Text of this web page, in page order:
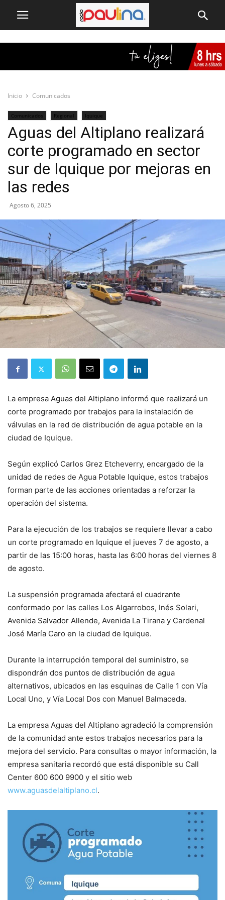
Inicio Comunicados
Comunicados Regional Iquique
Aguas del Altiplano realizará
corte programado en sector
sur de Iquique por mejoras en
las redes
Agosto 6, 2025
La empresa Aguas del Altiplano informó que realizará un
corte programado por trabajos para la instalación de
válvulas en la red de distribución de agua potable en la
ciudad de Iquique.
Según explicó Carlos Grez Etcheverry, encargado de la
unidad de redes de Agua Potable Iquique, estos trabajos
forman parte de las acciones orientadas a reforzar la
operación del sistema.
Para la ejecución de los trabajos se requiere llevar a cabo
un corte programado en Iquique el jueves 7 de agosto, a
partir de las 15:00 horas, hasta las 6:00 horas del viernes 8
de agosto.
La suspensión programada afectará el cuadrante
conformado por las calles Los Algarrobos, Inés Solari,
Avenida Salvador Allende, Avenida La Tirana y Cardenal
José María Caro en la ciudad de Iquique.
Durante la interrupción temporal del suministro, se
dispondrán dos puntos de distribución de agua
alternativos, ubicados en las esquinas de Calle 1 con Vía
Local Uno, y Vía Local Dos con Manuel Balmaceda.
La empresa Aguas del Altiplano agradeció la comprensión
de la comunidad ante estos trabajos necesarios para la
mejora del servicio. Para consultas o mayor información, la
empresa sanitaria recordó que está disponible su Call
Center 600 600 9900 y el sitio web
www.aguasdelaltiplano.cl.